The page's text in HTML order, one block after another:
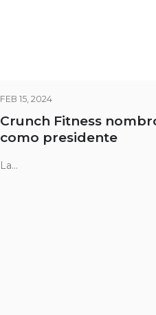
FEB 15, 2024
Crunch Fitness
como presidente
La...